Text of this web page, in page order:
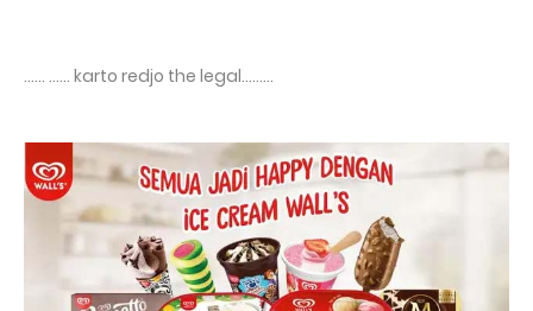
...... ...... karto redjo the legal.........